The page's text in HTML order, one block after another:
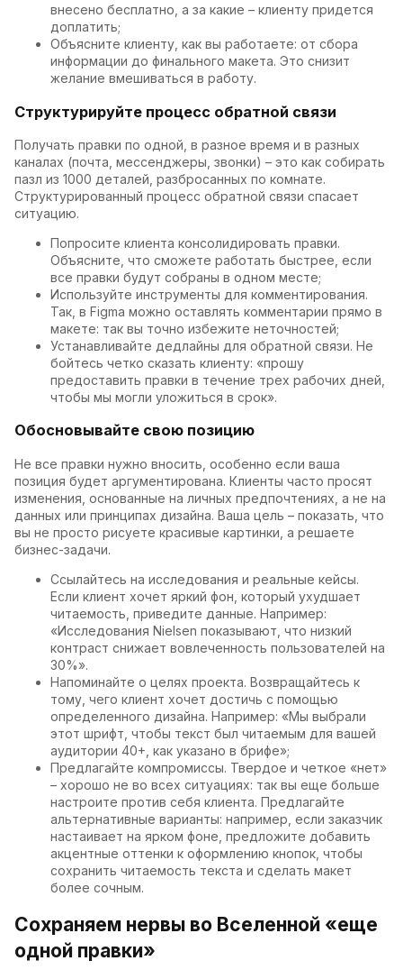
внесено бесплатно, а за какие – клиенту придется
доплатить;
Объясните клиенту, как вы работаете: от сбора
информации до финального макета. Это снизит
желание вмешиваться в работу.
Структурируйте процесс обратной связи
Получать правки по одной, в разное время и в разных
каналах (почта, мессенджеры, звонки) – это как собирать
пазл из 1000 деталей, разбросанных по комнате.
Структурированный процесс обратной связи спасает
ситуацию.
Попросите клиента консолидировать правки.
Объясните, что сможете работать быстрее, если
все правки будут собраны в одном месте;
Используйте инструменты для комментирования.
Так, в Figma можно оставлять комментарии прямо в
макете: так вы точно избежите неточностей;
Устанавливайте дедлайны для обратной связи. Не
бойтесь четко сказать клиенту: «прошу
предоставить правки в течение трех рабочих дней,
чтобы мы могли уложиться в срок».
Обосновывайте свою позицию
Не все правки нужно вносить, особенно если ваша
позиция будет аргументирована. Клиенты часто просят
изменения, основанные на личных предпочтениях, а не на
данных или принципах дизайна. Ваша цель – показать, что
вы не просто рисуете красивые картинки, а решаете
бизнес-задачи.
Ссылайтесь на исследования и реальные кейсы.
Если клиент хочет яркий фон, который ухудшает
читаемость, приведите данные. Например:
«Исследования Nielsen показывают, что низкий
контраст снижает вовлеченность пользователей на
30%».
Напоминайте о целях проекта. Возвращайтесь к
тому, чего клиент хочет достичь с помощью
определенного дизайна. Например: «Мы выбрали
этот шрифт, чтобы текст был читаемым для вашей
аудитории 40+, как указано в брифе»;
Предлагайте компромиссы. Твердое и четкое «нет»
– хорошо не во всех ситуациях: так вы еще больше
настроите против себя клиента. Предлагайте
альтернативные варианты: например, если заказчик
настаивает на ярком фоне, предложите добавить
акцентные оттенки к оформлению кнопок, чтобы
сохранить читаемость текста и сделать макет
более сочным.
Сохраняем нервы во Вселенной «еще
одной правки»